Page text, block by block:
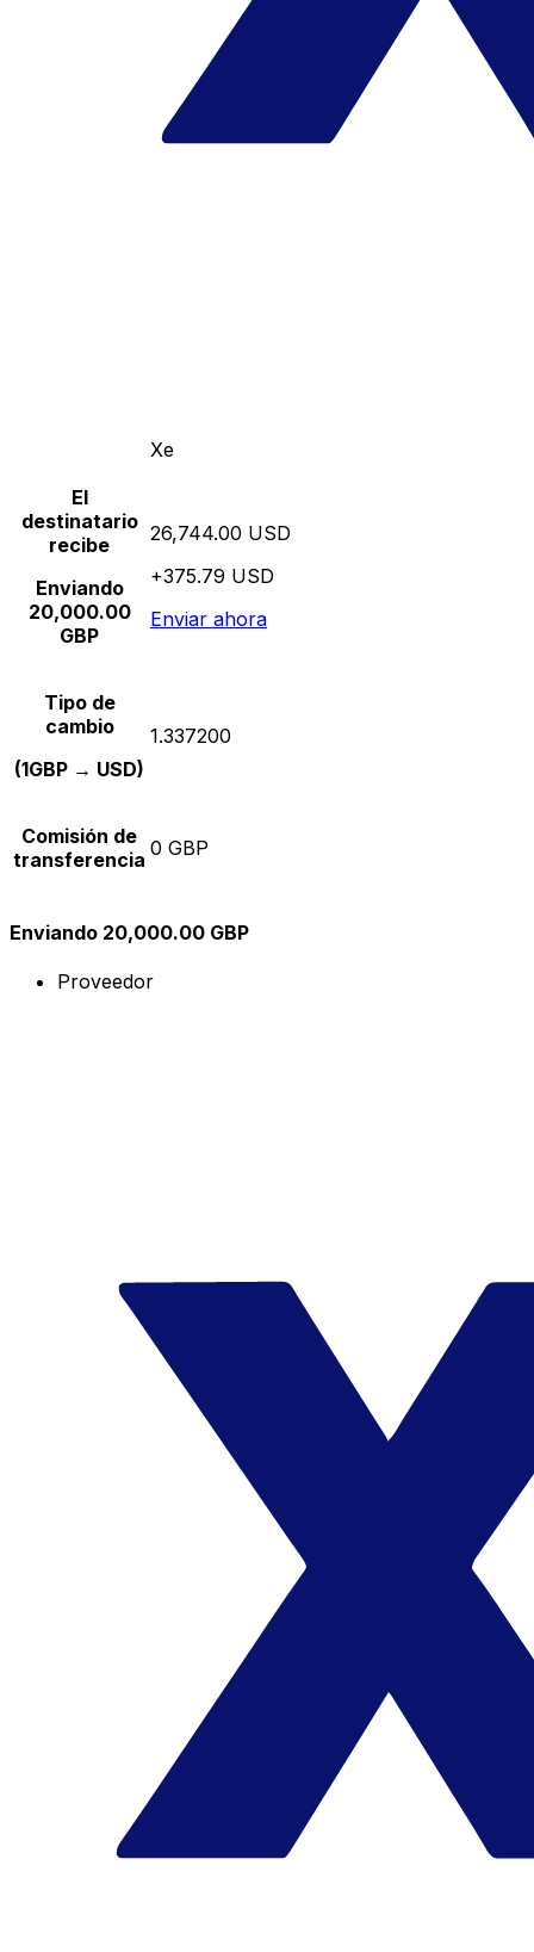
Xe
El
destinatario
recibe
Enviando
20,000.00
GBP
26,744.00 USD
+375.79 USD
Enviar ahora
Tipo de
cambio
(1GBP → USD)
1.337200
Comisión de
transferencia 0 GBP
Enviando 20,000.00 GBP
Proveedor